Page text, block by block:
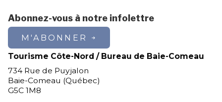
Abonnez-vous à notre infolettre
M'ABONNER
Tourisme Côte-Nord / Bureau de Baie-Comeau
734 Rue de Puyjalon
Baie-Comeau (Québec)
G5C 1M8